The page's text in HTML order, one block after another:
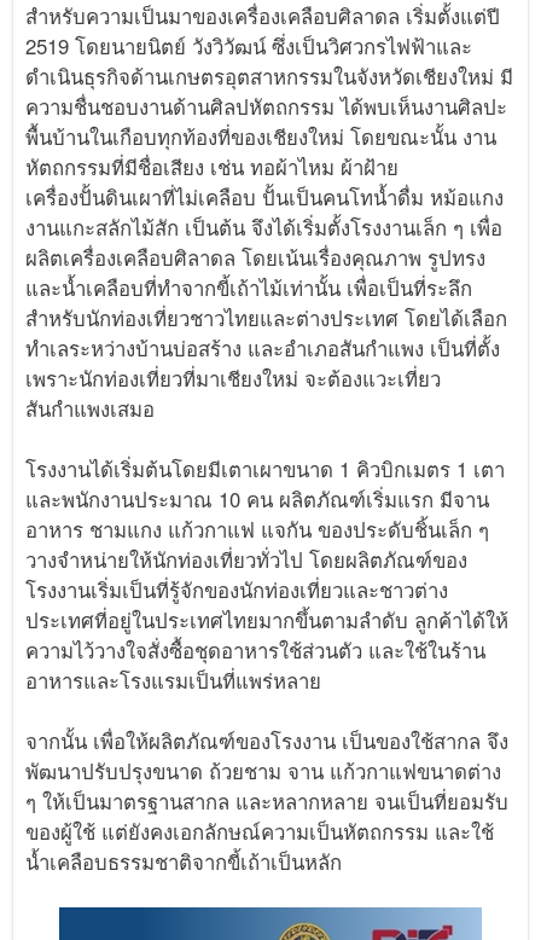
สำหรับความเป็นมาของเครื่องเคลือบศิลาดล เริ่มตั้งแต่ปี
2519 โดยนายนิตย์ วังวิวัฒน์ ซึ่งเป็นวิศวกรไฟฟ้าและ
ดำเนินธุรกิจด้านเกษตรอุตสาหกรรมในจังหวัดเชียงใหม่ มี
ความชื่นชอบงานด้านศิลปหัตถกรรม ได้พบเห็นงานศิลปะ
พื้นบ้านในเกือบทุกท้องที่ของเชียงใหม่ โดยขณะนั้น งาน
หัตถกรรมที่มีชื่อเสียง เช่น ทอผ้าไหม ผ้าฝ้าย
เครื่องปั้นดินเผาที่ไม่เคลือบ ปั้นเป็นคนโทน้ำดื่ม หม้อแกง
งานแกะสลักไม้สัก เป็นต้น จึงได้เริ่มตั้งโรงงานเล็ก ๆ เพื่อ
ผลิตเครื่องเคลือบศิลาดล โดยเน้นเรื่องคุณภาพ รูปทรง
และน้ำเคลือบที่ทำจากขี้เถ้าไม้เท่านั้น เพื่อเป็นที่ระลึก
สำหรับนักท่องเที่ยวชาวไทยและต่างประเทศ โดยได้เลือก
ทำเลระหว่างบ้านบ่อสร้าง และอำเภอสันกำแพง เป็นที่ตั้ง
เพราะนักท่องเที่ยวที่มาเชียงใหม่ จะต้องแวะเที่ยว
สันกำแพงเสมอ
โรงงานได้เริ่มต้นโดยมีเตาเผาขนาด 1 คิวบิกเมตร 1 เตา
และพนักงานประมาณ 10 คน ผลิตภัณฑ์เริ่มแรก มีจาน
อาหาร ชามแกง แก้วกาแฟ แจกัน ของประดับชิ้นเล็ก ๆ
วางจำหน่ายให้นักท่องเที่ยวทั่วไป โดยผลิตภัณฑ์ของ
โรงงานเริ่มเป็นที่รู้จักของนักท่องเที่ยวและชาวต่าง
ประเทศที่อยู่ในประเทศไทยมากขึ้นตามลำดับ ลูกค้าได้ให้
ความไว้วางใจสั่งซื้อชุดอาหารใช้ส่วนตัว และใช้ในร้าน
อาหารและโรงแรมเป็นที่แพร่หลาย
จากนั้น เพื่อให้ผลิตภัณฑ์ของโรงงาน เป็นของใช้สากล จึง
พัฒนาปรับปรุงขนาด ถ้วยชาม จาน แก้วกาแฟขนาดต่าง
ๆ ให้เป็นมาตรฐานสากล และหลากหลาย จนเป็นที่ยอมรับ
ของผู้ใช้ แต่ยังคงเอกลักษณ์ความเป็นหัตถกรรม และใช้
น้ำเคลือบธรรมชาติจากขี้เถ้าเป็นหลัก